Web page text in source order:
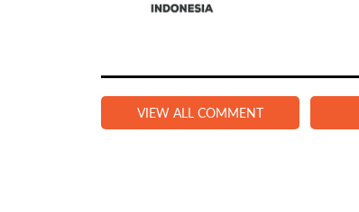
VIEW ALL COMMENT